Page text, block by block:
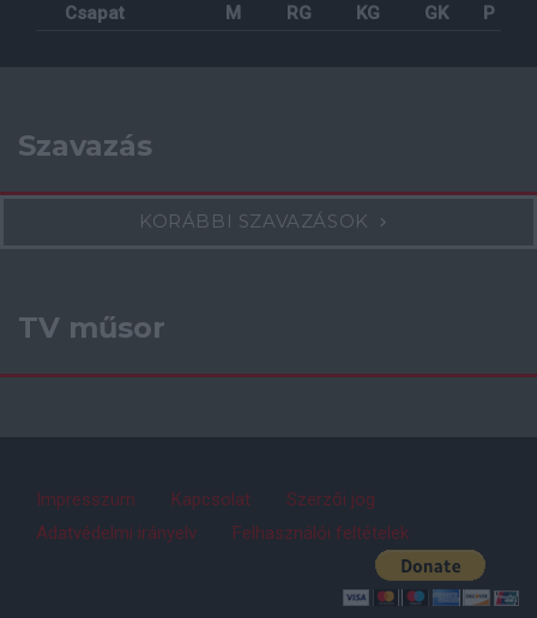
Csapat M RG KG GK P
Szavazás
KORÁBBI SZAVAZÁSOK
TV műsor
Impresszum Kapcsolat
Szerzői jog
Adatvédelmi irányelv
Felhasználói feltételek